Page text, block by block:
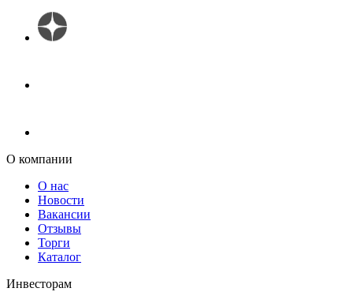
О компании
О нас
Новости
Вакансии
Отзывы
Торги
Каталог
Инвесторам